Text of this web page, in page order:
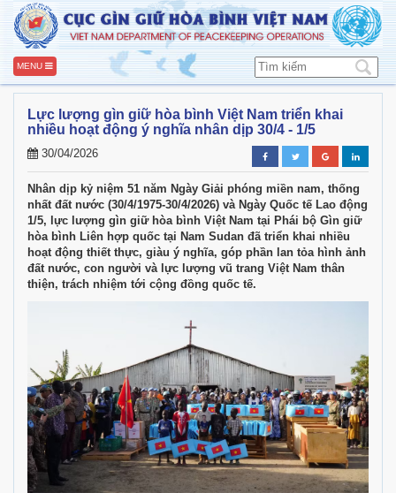
MENU
Lực lượng gìn giữ hòa bình Việt Nam triển khai
nhiều hoạt động ý nghĩa nhân dịp 30/4 - 1/5
30/04/2026
Nhân dịp kỷ niệm 51 năm Ngày Giải phóng miền nam, thống
nhất đất nước (30/4/1975-30/4/2026) và Ngày Quốc tế Lao động
1/5, lực lượng gìn giữ hòa bình Việt Nam tại Phái bộ Gìn giữ
hòa bình Liên hợp quốc tại Nam Sudan đã triển khai nhiều
hoạt động thiết thực, giàu ý nghĩa, góp phần lan tỏa hình ảnh
đất nước, con người và lực lượng vũ trang Việt Nam thân
thiện, trách nhiệm tới cộng đồng quốc tế.